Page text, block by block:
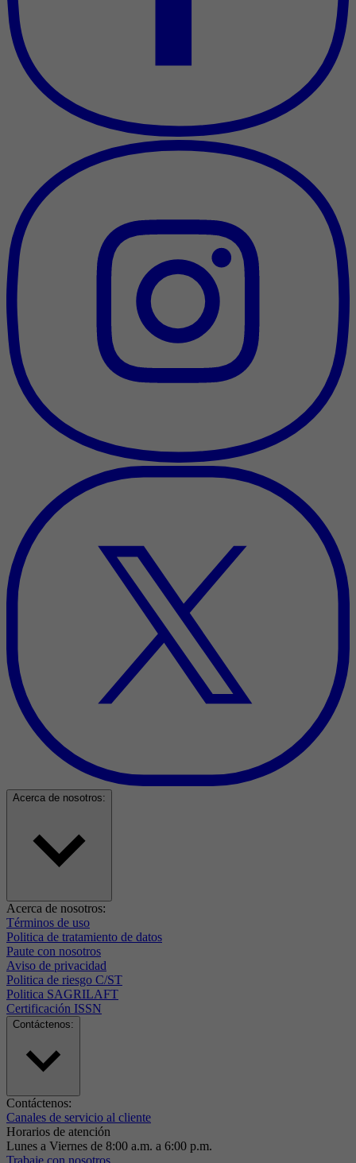
Acerca de nosotros:
Acerca de nosotros:
Términos de uso
Politica de tratamiento de datos
Paute con nosotros
Aviso de privacidad
Politica de riesgo C/ST
Politica SAGRILAFT
Certificación ISSN
Contáctenos:
Contáctenos:
Canales de servicio al cliente
Horarios de atención
Lunes a Viernes de 8:00 a.m. a 6:00 p.m.
Trabaje con nosotros